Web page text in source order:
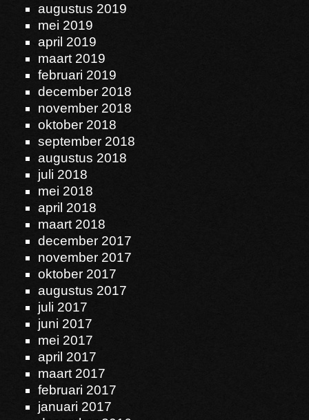
augustus 2019
mei 2019
april 2019
maart 2019
februari 2019
december 2018
november 2018
oktober 2018
september 2018
augustus 2018
juli 2018
mei 2018
april 2018
maart 2018
december 2017
november 2017
oktober 2017
augustus 2017
juli 2017
juni 2017
mei 2017
april 2017
maart 2017
februari 2017
januari 2017